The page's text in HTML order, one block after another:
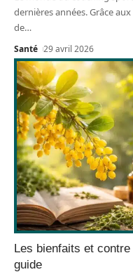
dernières années. Grâce
de…
Santé 29 avril 2026
Les bienfaits et
guide